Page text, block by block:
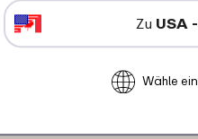
Zu USA